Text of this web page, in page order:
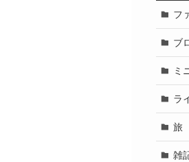
フ
ブ
ミ
ラ
旅
雑